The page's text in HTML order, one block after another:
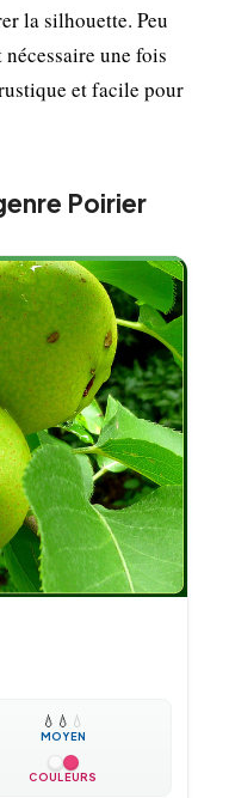
la silhouette. Peu
une fois
et facile pour
Poirier
💧 💧 💧
MOYEN
COULEURS